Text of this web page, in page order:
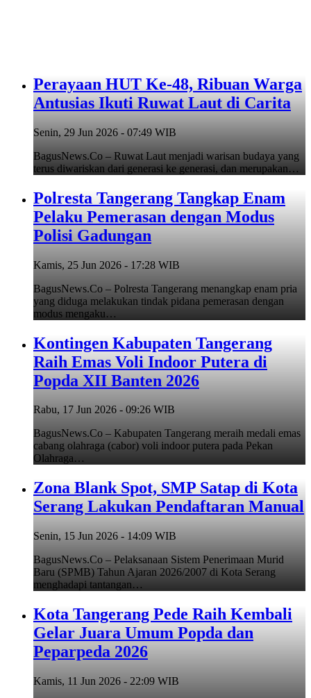
Perayaan HUT Ke-48, Ribuan Warga
Antusias Ikuti Ruwat Laut di Carita
Senin, 29 Jun 2026 - 07:49 WIB
BagusNews.Co – Ruwat Laut menjadi warisan budaya yang
terus diwariskan dari generasi ke generasi, dan merupakan…
Polresta Tangerang Tangkap Enam
Pelaku Pemerasan dengan Modus
Polisi Gadungan
Kamis, 25 Jun 2026 - 17:28 WIB
BagusNews.Co – Polresta Tangerang menangkap enam pria
yang diduga melakukan tindak pidana pemerasan dengan
modus mengaku…
Kontingen Kabupaten Tangerang
Raih Emas Voli Indoor Putera di
Popda XII Banten 2026
Rabu, 17 Jun 2026 - 09:26 WIB
BagusNews.Co – Kabupaten Tangerang meraih medali emas
cabang olahraga (cabor) voli indoor putera pada Pekan
Olahraga…
Zona Blank Spot, SMP Satap di Kota
Serang Lakukan Pendaftaran Manual
Senin, 15 Jun 2026 - 14:09 WIB
BagusNews.Co – Pelaksanaan Sistem Penerimaan Murid
Baru (SPMB) Tahun Ajaran 2026/2007 di Kota Serang
menghadapi tantangan…
Kota Tangerang Pede Raih Kembali
Gelar Juara Umum Popda dan
Peparpeda 2026
Kamis, 11 Jun 2026 - 22:09 WIB